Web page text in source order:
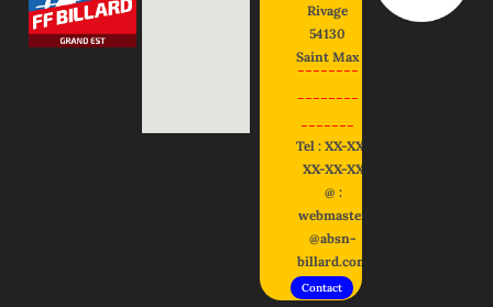
Rivage
54130
Saint Max
--------
--------
-------
Tel : XX-XX-
XX-XX-XX
@ :
webmaster
@absn-
billard.com
Contact